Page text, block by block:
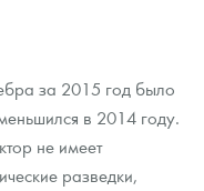
за 2015 год было
в 2014 году.
не имеет
разведки,